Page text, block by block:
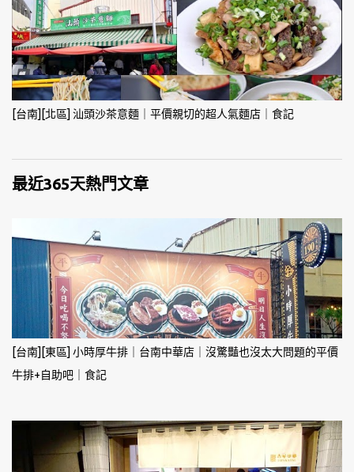
[台南][北區] 汕頭沙茶意麵｜平價親切的超人氣麵店｜食記
最近365天熱門文章
[台南][東區] 小時厚牛排｜台南中華店｜沒驚豔也沒太大問題的平價
牛排+自助吧｜食記